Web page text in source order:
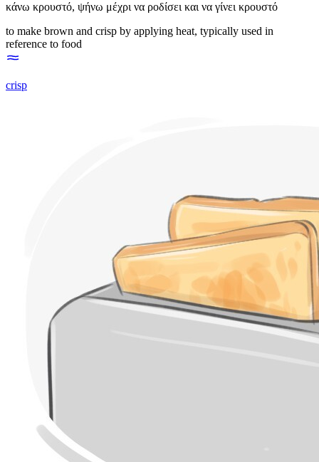
κάνω κρουστό, ψήνω μέχρι να ροδίσει και να γίνει κρουστό
to make brown and crisp by applying heat, typically used in
reference to food
crisp